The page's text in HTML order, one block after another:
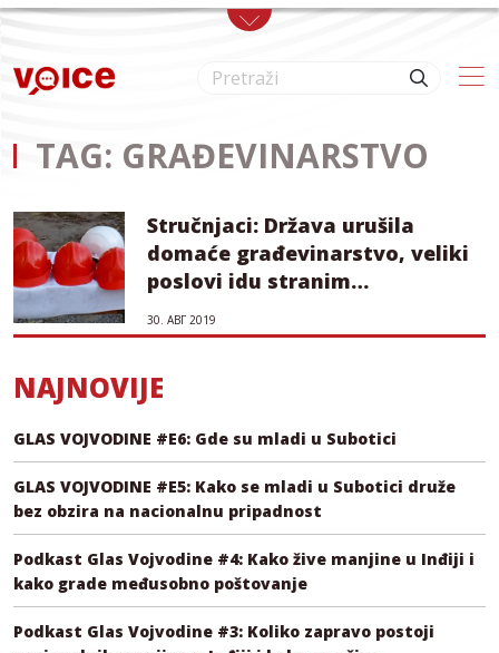
Skip to main content
TAG: GRAĐEVINARSTVO
Stručnjaci: Država urušila
domaće građevinarstvo, veliki
poslovi idu stranim
kompanijama
30. АВГ 2019
NAJNOVIJE
GLAS VOJVODINE #E6: Gde su mladi u Subotici
GLAS VOJVODINE #E5: Kako se mladi u Subotici druže
bez obzira na nacionalnu pripadnost
Podkast Glas Vojvodine #4: Kako žive manjine u Inđiji i
kako grade međusobno poštovanje
Podkast Glas Vojvodine #3: Koliko zapravo postoji